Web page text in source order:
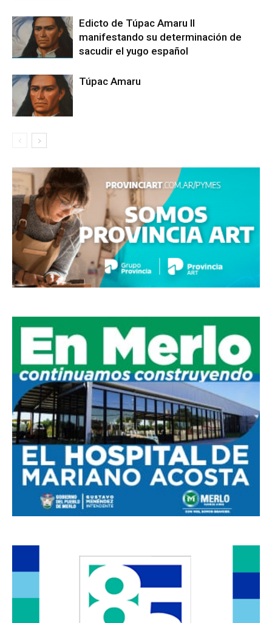
Edicto de Túpac Amaru II
manifestando su determinación de
sacudir el yugo español
Túpac Amaru